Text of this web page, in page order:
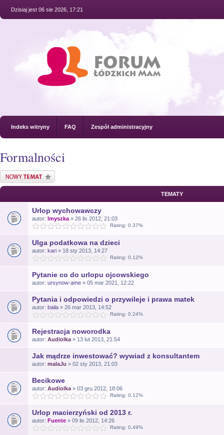
Dzisiaj jest 06 sie 2026, 17:21
Indeks witryny FAQ Zespół administracyjny
Formalności
Nowy temat
TEMATY
Urlop wychowawczy
autor: lmyszka » 26 lis 2012, 21:03
Rating: 0.37%
Ulga podatkowa na dzieci
autor: kari » 18 sty 2013, 14:27
Rating: 0.12%
Pytanie co do urlopu ojcowskiego
autor: ursynow-ame » 05 mar 2021, 12:22
Pytania i odpowiedzi o przywileje i prawa matek
autor: baila » 26 mar 2013, 14:52
Rating: 0.24%
Rejestracja noworodka
autor: Audiolka » 13 lut 2013, 21:54
Jak mądrze inwestować? wywiad z konsultantem
autor: malaJu » 02 sty 2013, 21:03
Becikowe
autor: Audiolka » 03 gru 2012, 18:06
Rating: 0.12%
Urlop macierzyński od 2013 r.
autor: Fuente » 09 lis 2012, 14:26
Rating: 0.49%